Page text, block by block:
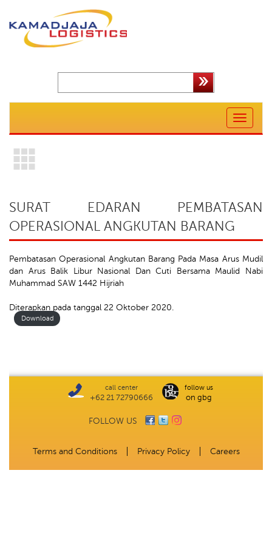
Toggle
navigation
SURAT EDARAN PEMBATASAN
OPERASIONAL ANGKUTAN BARANG
Pembatasan Operasional Angkutan Barang Pada Masa Arus Mudil
dan Arus Balik Libur Nasional Dan Cuti Bersama Maulid Nabi
Muhammad SAW 1442 Hijriah
Diterapkan pada tanggal 22 Oktober 2020.
Download
call center
+62 21 72790666
follow us
on gbg
FOLLOW US
Terms and Conditions Privacy Policy Careers